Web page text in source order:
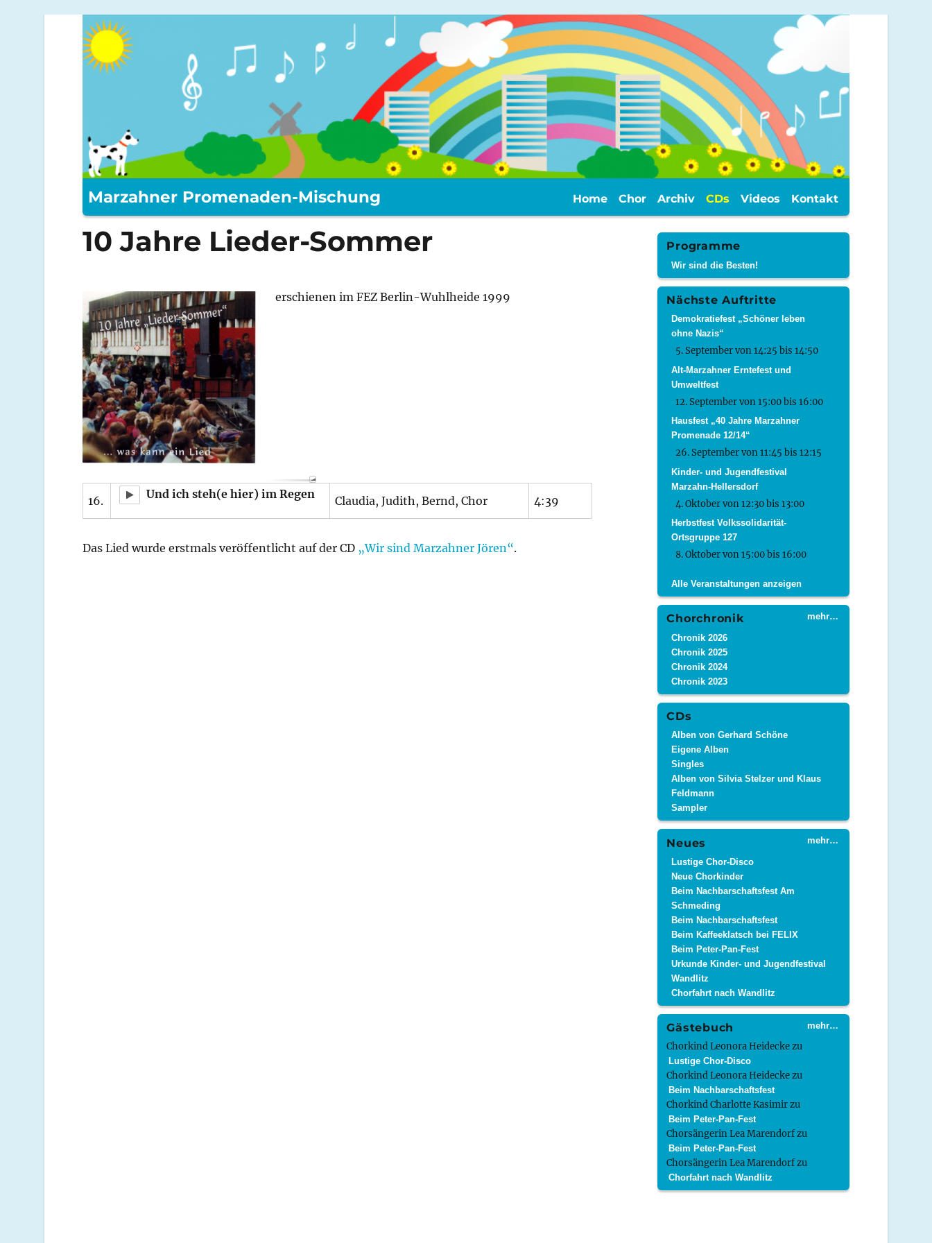
Marzahner Promenaden-Mischung Home Chor Archiv CDs Videos Kontakt
10 Jahre Lieder-Sommer
erschienen im FEZ Berlin-Wuhlheide 1999
16. Und ich steh(e hier) im Regen Claudia, Judith, Bernd, Chor 4:39
Das Lied wurde erstmals veröffentlicht auf der CD „Wir sind Marzahner Jören“.
Programme
Wir sind die Besten!
Nächste Auftritte
Demokratiefest „Schöner leben
ohne Nazis“
5. September von 14:25 bis14:50
Alt-Marzahner Erntefest und
Umweltfest
12. September von 15:00bis16:00
Hausfest „40 Jahre Marzahner
Promenade 12/14“
26. September von 11:45 bis12:15
Kinder- und Jugendfestival
Marzahn-Hellersdorf
4. Oktober von 12:30bis13:00
Herbstfest Volkssolidarität-
Ortsgruppe 127
8. Oktober von 15:00bis16:00
Alle Veranstaltungen anzeigen
mehr…
Chorchronik
Chronik 2026
Chronik 2025
Chronik 2024
Chronik 2023
CDs
Alben von Gerhard Schöne
Eigene Alben
Singles
Alben von Silvia Stelzer und Klaus
Feldmann
Sampler
mehr…
Neues
Lustige Chor-Disco
Neue Chorkinder
Beim Nachbarschaftsfest Am
Schmeding
Beim Nachbarschaftsfest
Beim Kaffeeklatsch bei FELIX
Beim Peter-Pan-Fest
Urkunde Kinder- und Jugendfestival
Wandlitz
Chorfahrt nach Wandlitz
mehr…
Gästebuch
Chorkind Leonora Heideckezu
Lustige Chor-Disco
Chorkind Leonora Heideckezu
Beim Nachbarschaftsfest
Chorkind Charlotte Kasimirzu
Beim Peter-Pan-Fest
Chorsängerin Lea Marendorfzu
Beim Peter-Pan-Fest
Chorsängerin Lea Marendorfzu
Chorfahrt nach Wandlitz